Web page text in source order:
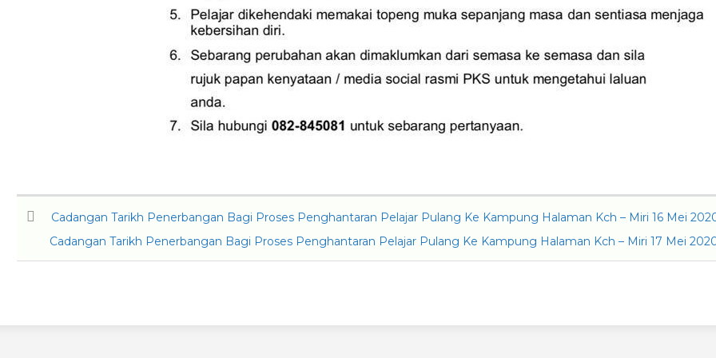
Cadangan Tarikh Penerbangan Bagi Proses Penghantaran Pelajar Pulang Ke Kampung Halaman Kch – Miri 16 Mei
Cadangan Tarikh Penerbangan Bagi Proses Penghantaran Pelajar Pulang Ke Kampung Halaman Kch – Miri 17 Mei